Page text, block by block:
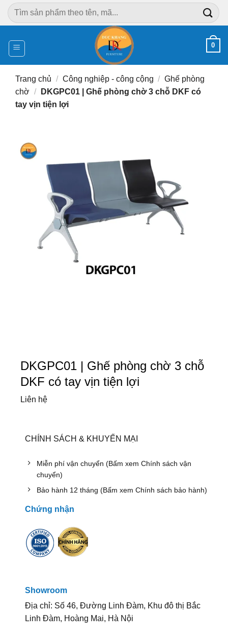
Chuyển
đến
dung
Tìm
kiếm:
0
Trang chủ / Công nghiệp - công cộng / Ghế phòng
chờ /
DKGPC01 | Ghế phòng chờ 3 chỗ DKF có
tay vịn tiện lợi
DKGPC01 | Ghế phòng chờ 3 chỗ
DKF có tay vịn tiện lợi
Liên hệ
CHÍNH SÁCH & KHUYẾN MẠI
Miễn phí vận chuyển (Bấm xem Chính sách vận
chuyển)
Bảo hành 12 tháng (Bấm xem Chính sách bảo hành)
Chứng nhận
Showroom
Địa chỉ: Số 46, Đường Linh Đàm, Khu đô thị Bắc
Linh Đàm, Hoàng Mai, Hà Nội